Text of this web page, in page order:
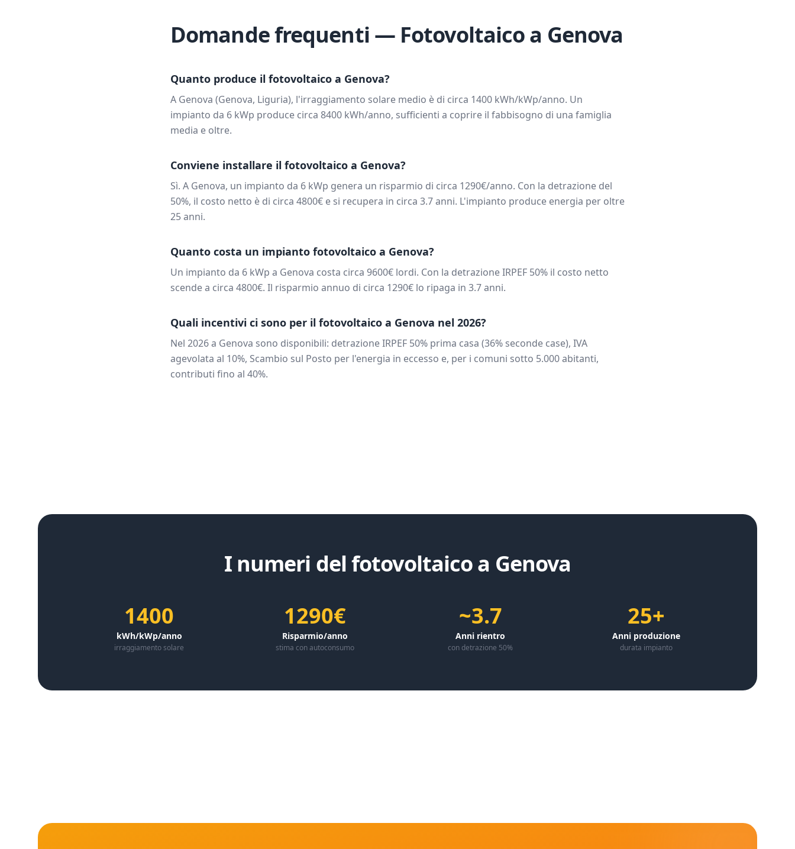
Domande frequenti — Fotovoltaico a Genova
Quanto produce il fotovoltaico a Genova?
A Genova (Genova, Liguria), l'irraggiamento solare medio è di circa 1400 kWh/kWp/anno. Un
impianto da 6 kWp produce circa 8400 kWh/anno, sufficienti a coprire il fabbisogno di una famiglia
media e oltre.
Conviene installare il fotovoltaico a Genova?
Sì. A Genova, un impianto da 6 kWp genera un risparmio di circa 1290€/anno. Con la detrazione del
50%, il costo netto è di circa 4800€ e si recupera in circa 3.7anni. L'impianto produce energia per oltre
25 anni.
Quanto costa un impianto fotovoltaico a Genova?
Un impianto da 6 kWp a Genova costa circa 9600€ lordi. Con la detrazione IRPEF 50% il costo netto
scende a circa 4800€. Il risparmio annuo di circa 1290€ lo ripaga in 3.7anni.
Quali incentivi ci sono per il fotovoltaico a Genova nel 2026?
Nel 2026 a Genova sono disponibili: detrazione IRPEF 50% prima casa (36% seconde case), IVA
agevolata al 10%, Scambio sul Posto per l'energia in eccesso e, per i comuni sotto 5.000 abitanti,
contributi fino al 40%.
I numeri del fotovoltaico a Genova
1400
kWh/kWp/anno
irraggiamento solare
1290€
Risparmio/anno
stima con autoconsumo
~3.7
Anni rientro
con detrazione 50%
25+
Anni produzione
durata impianto